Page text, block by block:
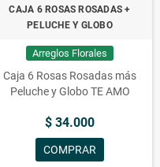
CAJA 6 ROSAS ROSADAS +
PELUCHE Y GLOBO
Arreglos Florales
Caja 6 Rosas Rosadas más
Peluche y Globo TE AMO
$ 34.000
COMPRAR